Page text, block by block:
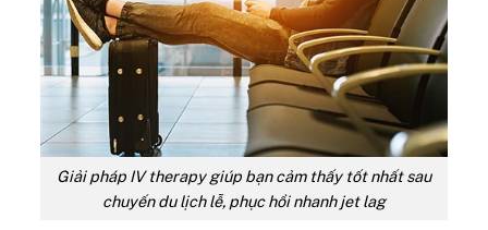
Giải pháp IV therapy giúp bạn cảm thấy tốt nhất sau
chuyến du lịch lễ, phục hồi nhanhjet lag